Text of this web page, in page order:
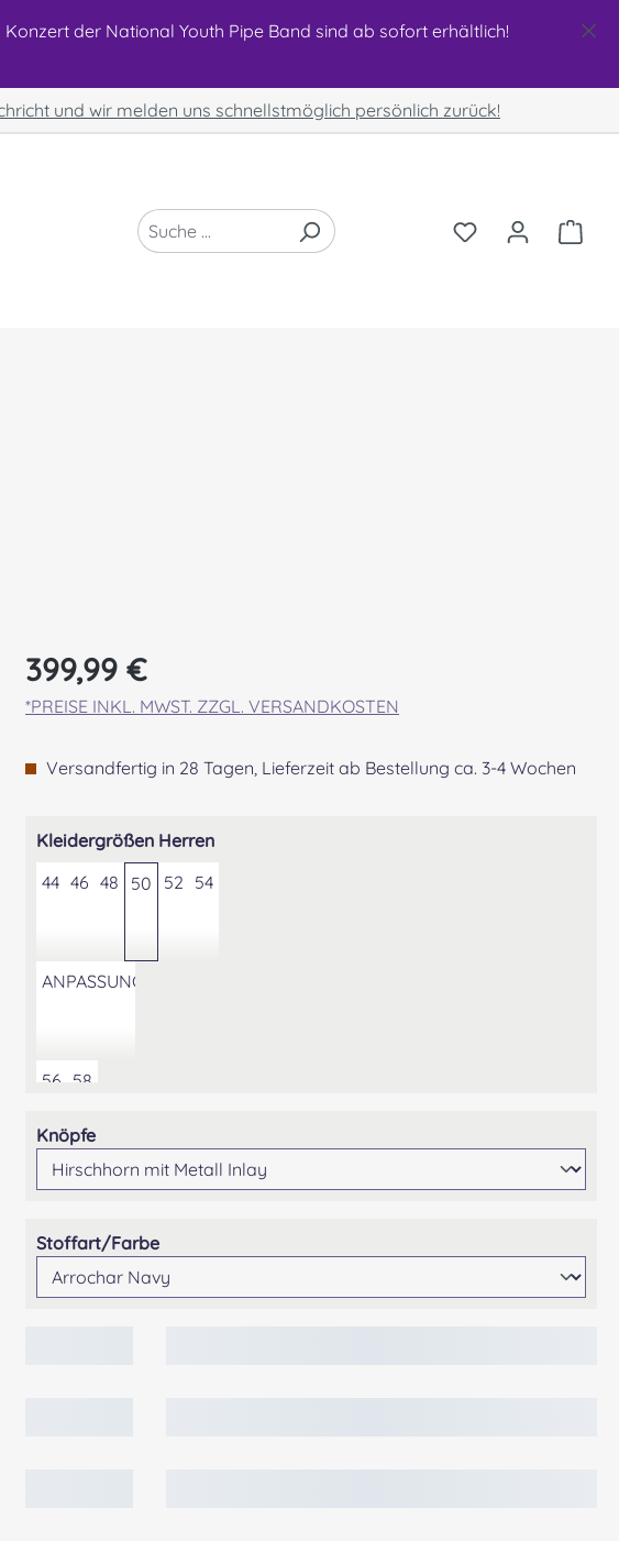
der National Youth Pipe Band sind ab sofort erhältlich!
und wir melden uns schnellstmöglich persönlich zurück!
Regulärer Preis:
399,99 €
*PREISE INKL. MWST. ZZGL. VERSANDKOSTEN
Versandfertig in 28 Tagen, Lieferzeit ab Bestellung ca. 3-4 Wochen
Kleidergrößen Herrenauswählen
44 46 48 50 52 54
ANPASSUNG DER KONFEKTIONSGRÖSSE AUF GEWÜNSCHTE MASSE
56 58
Knöpfeauswählen
Stoffart/Farbeauswählen